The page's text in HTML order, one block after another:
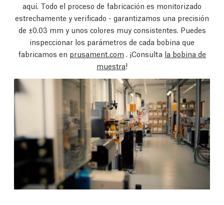
aquí. Todo el proceso de fabricación es monitorizado
estrechamente y verificado - garantizamos una precisión
de ±0.03 mm y unos colores muy consistentes. Puedes
inspeccionar los parámetros de cada bobina que
fabricamos en prusament.com . ¡Consulta la bobina de
muestra!